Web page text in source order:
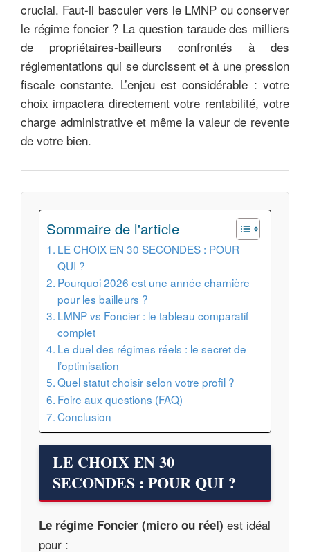
crucial. Faut-il basculer vers le LMNP ou conserver
le régime foncier ? La question taraude des milliers
de propriétaires-bailleurs confrontés à des
réglementations qui se durcissent et à une pression
fiscale constante. L’enjeu est considérable : votre
choix impactera directement votre rentabilité, votre
charge administrative et même la valeur de revente
de votre bien.
Sommaire de l'article
LE CHOIX EN 30 SECONDES : POUR
QUI ?
Pourquoi 2026 est une année charnière
pour les bailleurs ?
LMNP vs Foncier : le tableau comparatif
complet
Le duel des régimes réels : le secret de
l’optimisation
Quel statut choisir selon votre profil ?
Foire aux questions (FAQ)
Conclusion
LE CHOIX EN 30
SECONDES : POUR QUI ?
Le régime Foncier (micro ou réel) est idéal
pour :